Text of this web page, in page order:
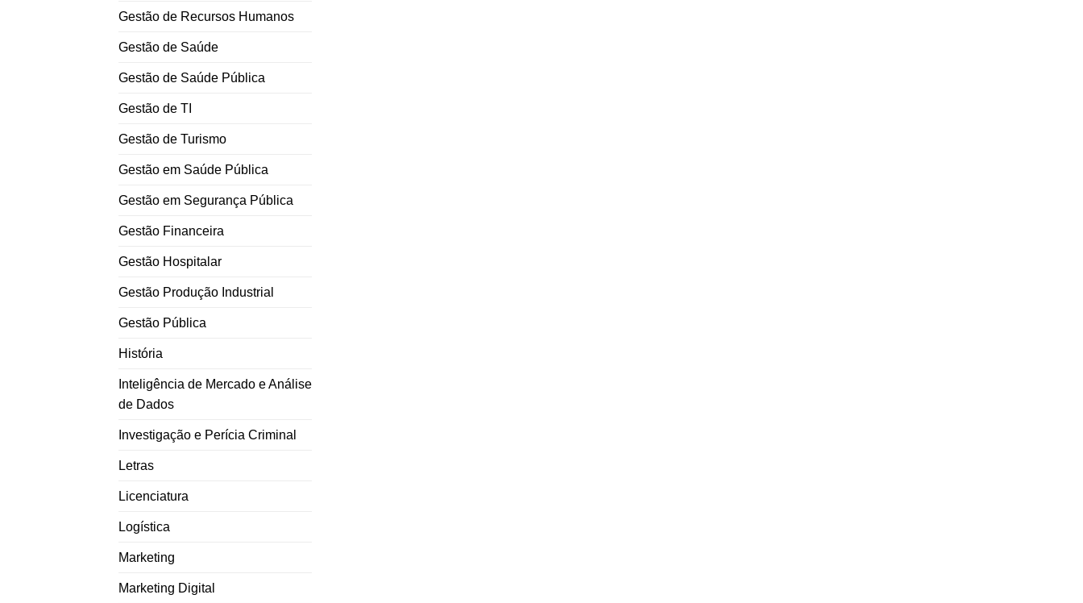
Gestão de Recursos Humanos
Gestão de Saúde
Gestão de Saúde Pública
Gestão de TI
Gestão de Turismo
Gestão em Saúde Pública
Gestão em Segurança Pública
Gestão Financeira
Gestão Hospitalar
Gestão Produção Industrial
Gestão Pública
História
Inteligência de Mercado e Análise
de Dados
Investigação e Perícia Criminal
Letras
Licenciatura
Logística
Marketing
Marketing Digital